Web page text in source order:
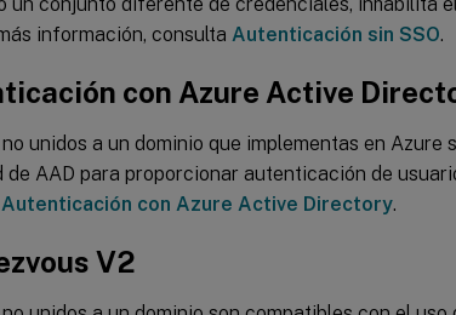
información, consulta Autenticación sin SSO.
con Azure Active
unidos a un dominio que implementas en
de AAD para proporcionar autenticación de
Autenticación con Azure Active Directory.
V2